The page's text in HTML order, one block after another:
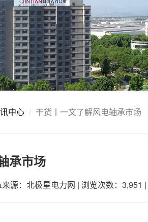
中心 干货丨一文了解风电轴承市场
承市场
源：北极星电力网 | 浏览次数：3,951 |